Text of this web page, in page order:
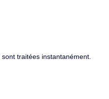
traitées instantanément.